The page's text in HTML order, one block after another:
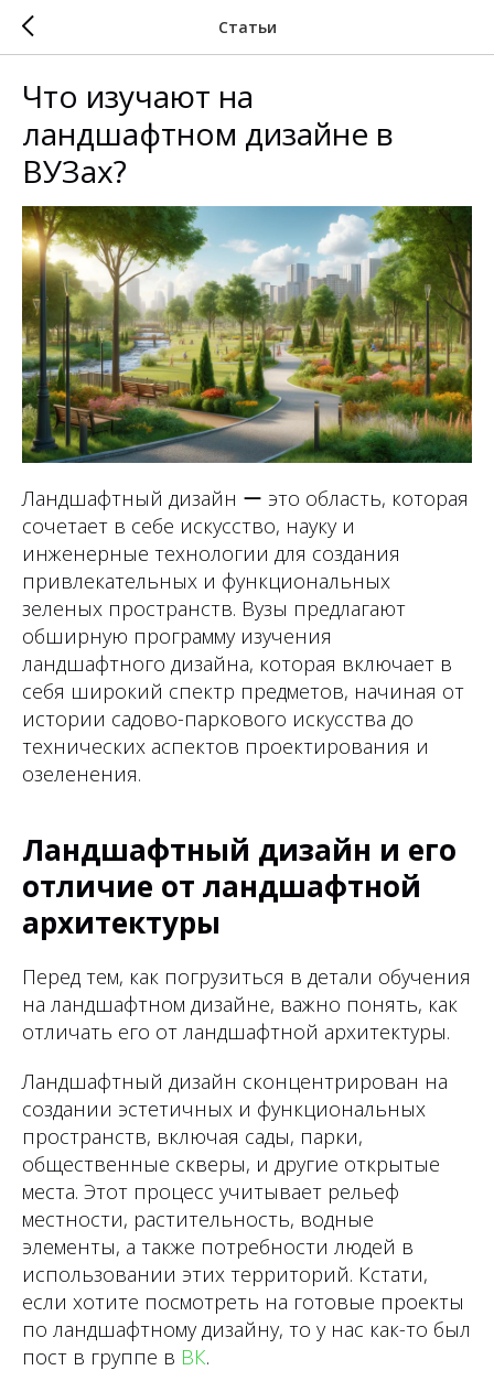
Статьи
Что изучают на
ландшафтном дизайне в
ВУЗах?
Ландшафтный дизайн ー это область, которая
сочетает в себе искусство, науку и
инженерные технологии для создания
привлекательных и функциональных
зеленых пространств. Вузы предлагают
обширную программу изучения
ландшафтного дизайна, которая включает в
себя широкий спектр предметов, начиная от
истории садово-паркового искусства до
технических аспектов проектирования и
озеленения.
Ландшафтный дизайн и его
отличие от ландшафтной
архитектуры
Перед тем, как погрузиться в детали обучения
на ландшафтном дизайне, важно понять, как
отличать его от ландшафтной архитектуры.
Ландшафтный дизайн сконцентрирован на
создании эстетичных и функциональных
пространств, включая сады, парки,
общественные скверы, и другие открытые
места. Этот процесс учитывает рельеф
местности, растительность, водные
элементы, а также потребности людей в
использовании этих территорий. Кстати,
если хотите посмотреть на готовые проекты
по ландшафтному дизайну, то у нас как-то был
пост в группе в ВК.